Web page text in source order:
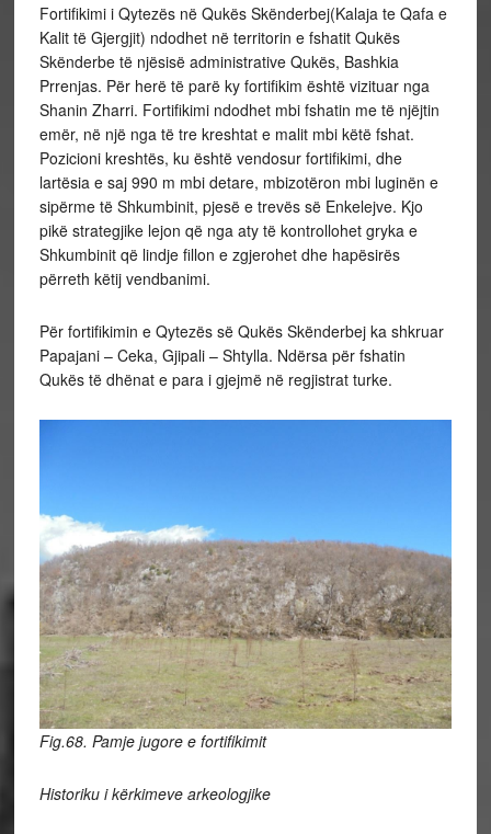
Fortifikimi i Qytezës në Qukës Skënderbej(Kalaja te Qafa e
Kalit të Gjergjit) ndodhet në territorin e fshatit Qukës
Skënderbe të njësisë administrative Qukës, Bashkia
Prrenjas. Për herë të parë ky fortifikim është vizituar nga
Shanin Zharri. Fortifikimi ndodhet mbi fshatin me të njëjtin
emër, në një nga të tre kreshtat e malit mbi këtë fshat.
Pozicioni kreshtës, ku është vendosur fortifikimi, dhe
lartësia e saj 990 m mbi detare, mbizotëron mbi luginën e
sipërme të Shkumbinit, pjesë e trevës së Enkelejve. Kjo
pikë strategjike lejon që nga aty të kontrollohet gryka e
Shkumbinit që lindje fillon e zgjerohet dhe hapësirës
përreth këtij vendbanimi.
Për fortifikimin e Qytezës së Qukës Skënderbej ka shkruar
Papajani – Ceka, Gjipali – Shtylla. Ndërsa për fshatin
Qukës të dhënat e para i gjejmë në regjistrat turke.
Fig.68. Pamje jugore e fortifikimit
Historiku i kërkimeve arkeologjike